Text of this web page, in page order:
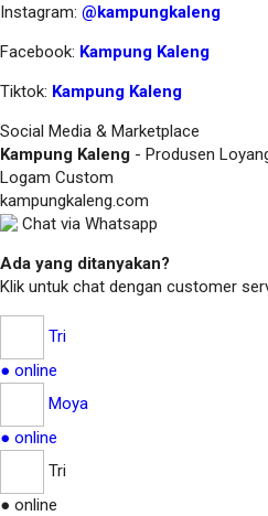
Instagram: @kampungkaleng
Facebook: Kampung Kaleng
Tiktok: Kampung Kaleng
Social Media & Marketplace
Kampung Kaleng - Produsen
Logam Custom
kampungkaleng.com
Chat via Whatsapp
Ada yang ditanyakan?
Klik untuk chat dengan customer
Tri
● online
Moya
● online
Tri
● online